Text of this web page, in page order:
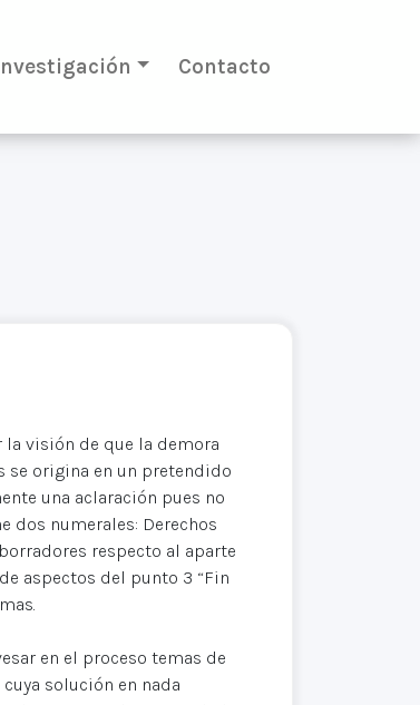
Contacto
visión de que la demora
se origina en un pretendido
una aclaración pues no
dos numerales: Derechos
respecto al aparte
aspectos del punto 3 “Fin
en el proceso temas de
solución en nada